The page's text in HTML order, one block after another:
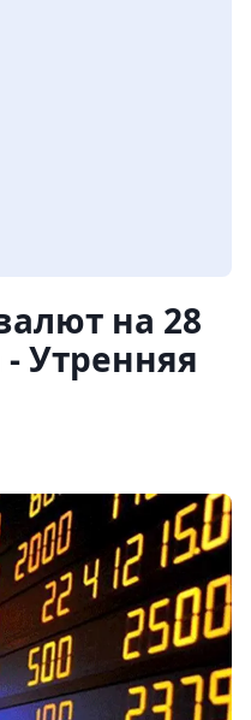
на 28
Утренняя